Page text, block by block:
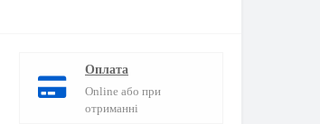
Оплата
Online або при
отриманні